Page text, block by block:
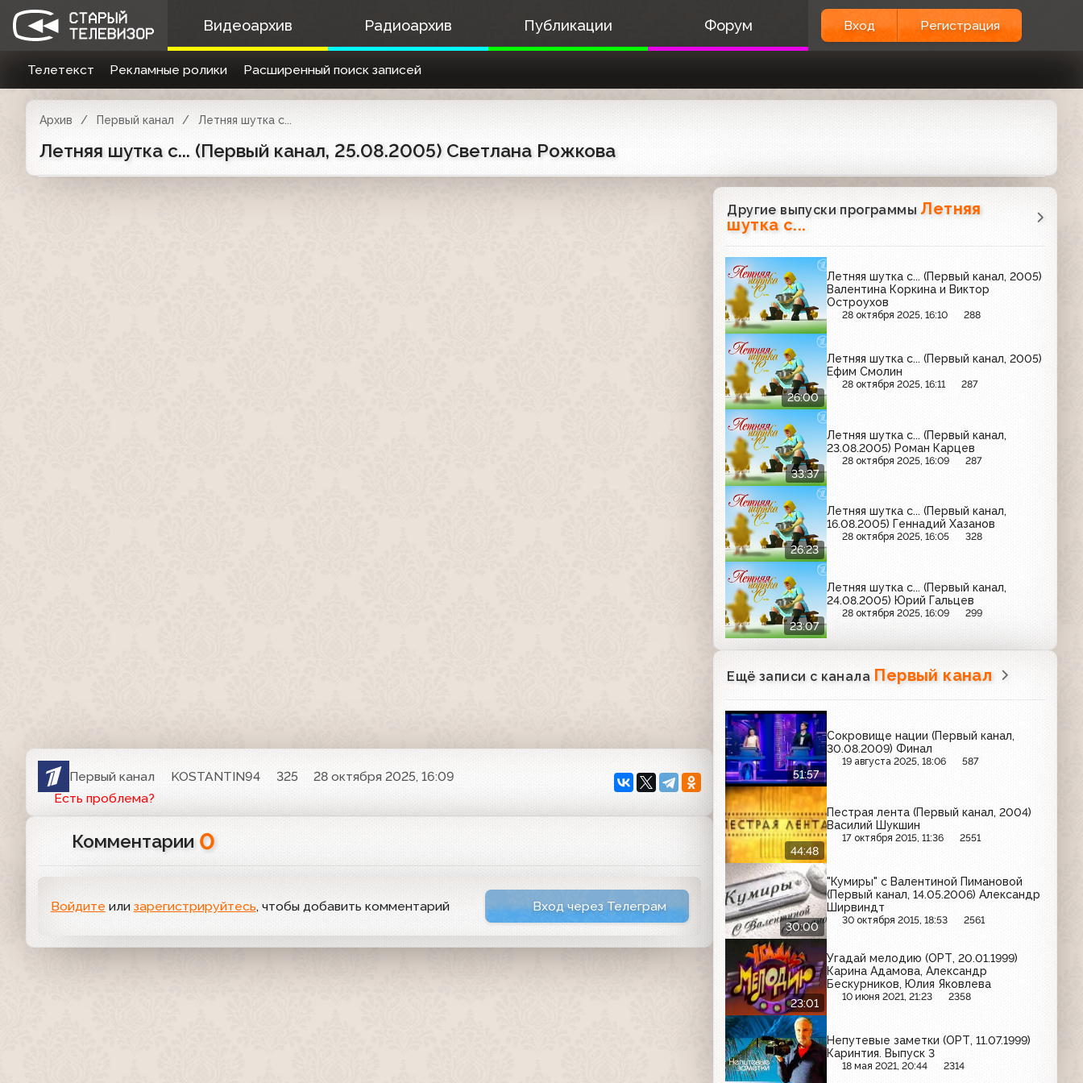
Видеоархив Радиоархив Публикации Форум Вход Регистрация
Телетекст Рекламные ролики Расширенный поиск записей
Архив Первый канал Летняя шутка с...
Летняя шутка с... (Первый канал, 25.08.2005) Светлана Рожкова
Первый канал KOSTANTIN94 325
28 октября 2025, 16:09
Есть проблема?
Комментарии 0
Войдите или зарегистрируйтесь, чтобы добавить комментарий Вход через Телеграм
Другие выпуски программы Летняя
шутка с...
Летняя шутка с... (Первый канал, 2005)
Валентина Коркина и Виктор
Остроухов
28 октября 2025, 16:10 288
26:00
Летняя шутка с... (Первый канал, 2005)
Ефим Смолин
28 октября 2025, 16:11 287
33:37
Летняя шутка с... (Первый канал,
23.08.2005) Роман Карцев
28 октября 2025, 16:09 287
26:23
Летняя шутка с... (Первый канал,
16.08.2005) Геннадий Хазанов
28 октября 2025, 16:05 328
23:07
Летняя шутка с... (Первый канал,
24.08.2005) Юрий Гальцев
28 октября 2025, 16:09 299
Ещё записи с канала Первый канал
51:57
Сокровище нации (Первый канал,
30.08.2009) Финал
19 августа 2025, 18:06 587
44:48
Пестрая лента (Первый канал, 2004)
Василий Шукшин
17 октября 2015, 11:36 2551
30:00
"Кумиры" с Валентиной Пимановой
(Первый канал, 14.05.2006) Александр
Ширвиндт
30 октября 2015, 18:53 2561
23:01
Угадай мелодию (ОРТ, 20.01.1999)
Карина Адамова, Александр
Бескурников, Юлия Яковлева
10 июня 2021, 21:23 2358
Непутевые заметки (ОРТ, 11.07.1999)
Каринтия. Выпуск 3
18 мая 2021, 20:44 2314